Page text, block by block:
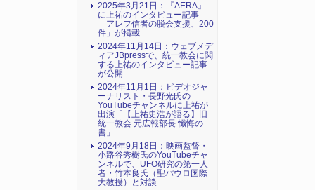
2025年3月21日：『AERA』
に上祐のインタビュー記事
「アレフ信者の脱会支援、200
件」が掲載
2024年11月14日：ウェブメデ
ィアJBpressで、統一教会に関
する上祐のインタビュー記事
が公開
2024年11月1日：ビデオジャ
ーナリスト・長野光氏の
YouTubeチャンネルに上祐が
出演「【上祐史浩が語る】旧
統一教会 元広報部長 懺悔の
書」
2024年9月18日：映画監督・
小路谷秀樹氏のYouTubeチャ
ンネルで、UFO研究の第一人
者・竹本良氏（聖パウロ国際
大教授）と対談